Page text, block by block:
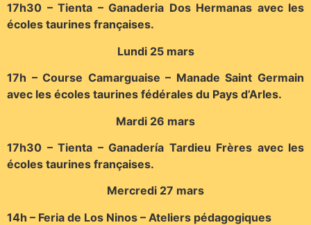
17h30 – Tienta – Ganaderia Dos Hermanas avec les
écoles taurines françaises.
Lundi 25 mars
17h – Course Camarguaise – Manade Saint Germain
avec les écoles taurines fédérales du Pays d’Arles.
Mardi 26 mars
17h30 – Tienta – Ganadería Tardieu Frères avec les
écoles taurines françaises.
Mercredi 27 mars
14h – Feria de Los Ninos – Ateliers pédagogiques